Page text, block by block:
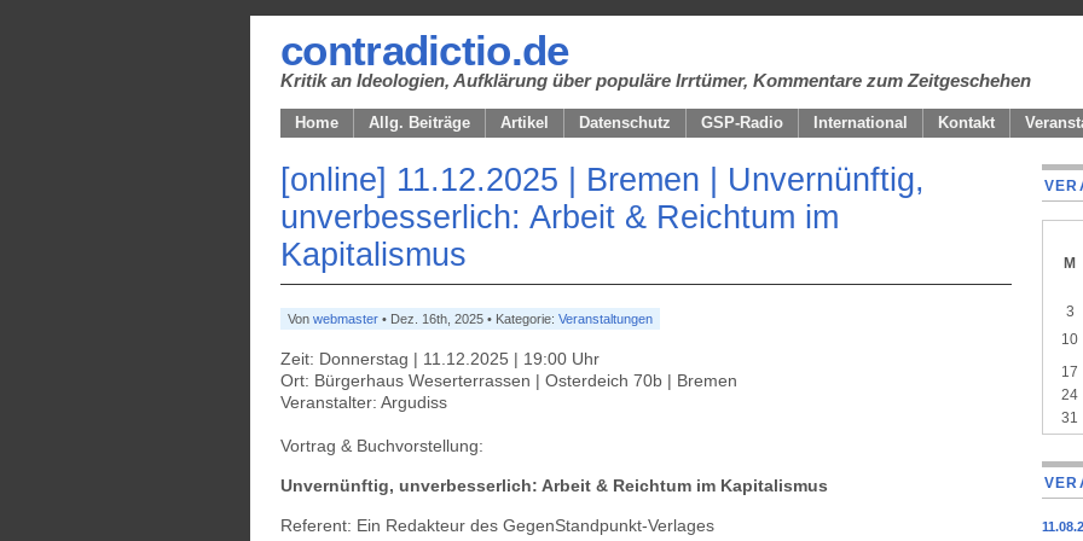
contradictio.de
Kritik an Ideologien, Aufklärung über populäre Irrtümer, Kommentare zum Zeitgeschehen
Home Allg. Beiträge Artikel Datenschutz GSP-Radio International Kontakt
[online] 11.12.2025 | Bremen | Unvernünftig,
unverbesserlich: Arbeit & Reichtum im
Kapitalismus
Von webmaster • Dez. 16th, 2025 • Kategorie: Veranstaltungen
Zeit: Donnerstag | 11.12.2025 | 19:00 Uhr
Ort: Bürgerhaus Weserterrassen | Osterdeich 70b | Bremen
Veranstalter: Argudiss
Vortrag & Buchvorstellung:
Unvernünftig, unverbesserlich: Arbeit & Reichtum im Kapitalismus
Referent: Ein Redakteur des GegenStandpunkt-Verlages
M
3
10
17
24
31